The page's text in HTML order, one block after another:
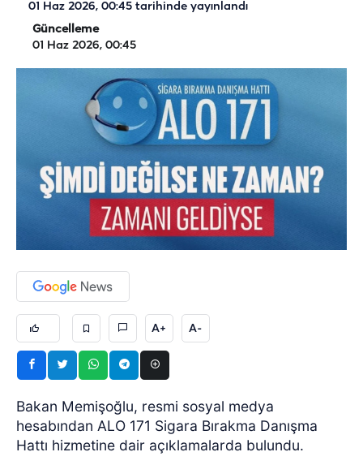
01 Haz 2026, 00:45 tarihinde yayınlandı
Güncelleme
01 Haz 2026, 00:45
A+ A-
Bakan Memişoğlu, resmi sosyal medya
hesabından ALO 171 Sigara Bırakma Danışma
Hattı hizmetine dair açıklamalarda bulundu.